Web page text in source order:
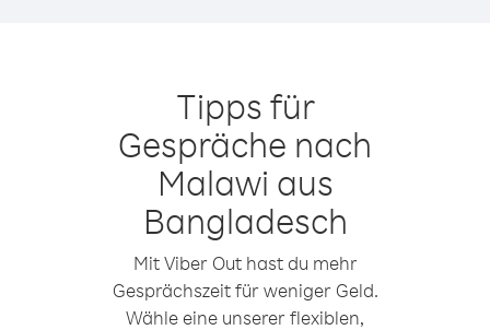
Tipps für
Gespräche nach
Malawi aus
Bangladesch
Mit Viber Out hast du mehr
Gesprächszeit für weniger Geld.
Wähle eine unserer flexiblen,